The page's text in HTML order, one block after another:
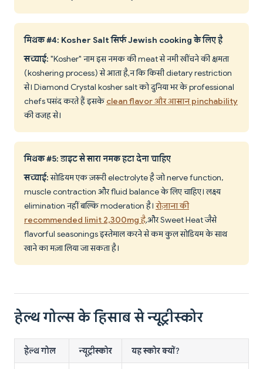
मिथक #4: Kosher Salt सिर्फ Jewish cooking के लिए है
सच्चाई: "Kosher" नाम इस नमक की meat से नमी खींचने की क्षमता
(koshering process) से आता है, न कि किसी dietary restriction
से। Diamond Crystal kosher salt को दुनिया भर के professional
chefs पसंद करते हैं इसके clean flavor और आसान pinchability
की वजह से।
मिथक #5: डाइट से सारा नमक हटा देना चाहिए
सच्चाई:सोडियम एक ज़रूरी electrolyte है जो nerve function,
muscle contraction और fluid balance के लिए चाहिए। लक्ष्य
elimination नहीं बल्कि moderation है। रोज़ाना की
recommended limit 2,300mg है, और Sweet Heat जैसे
flavorful seasonings इस्तेमाल करने से कम कुल सोडियम के साथ
खाने का मज़ा लिया जा सकता है।
हेल्थ गोल्स के हिसाब से न्यूट्रीस्कोर
हेल्थ गोल न्यूट्रीस्कोर यह स्कोर क्यों?